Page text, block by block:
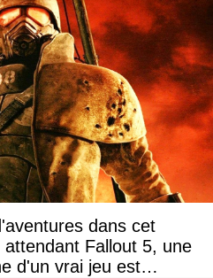
dans cet
Fallout 5, une
d'un vrai jeu est